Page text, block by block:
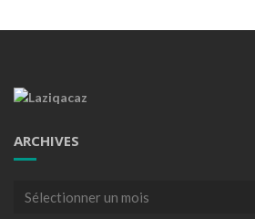
ARCHIVES
Archives